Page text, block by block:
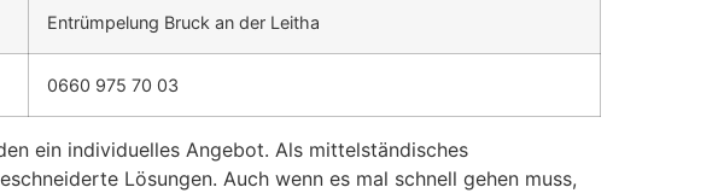
Entrümpelung Bruck an der Leitha
0660 975 70 03
ein individuelles Angebot. Als mittelständisches
Lösungen. Auch wenn es mal schnell gehen muss,